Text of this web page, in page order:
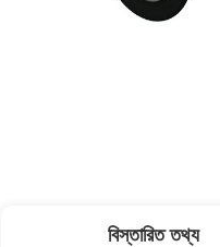
বিস্তারিত তথ্য